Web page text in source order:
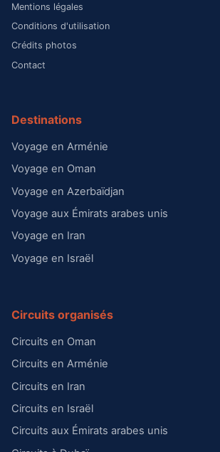
Mentions légales
Conditions d'utilisation
Crédits photos
Contact
Destinations
Voyage en Arménie
Voyage en Oman
Voyage en Azerbaïdjan
Voyage aux Émirats arabes unis
Voyage en Iran
Voyage en Israël
Circuits organisés
Circuits en Oman
Circuits en Arménie
Circuits en Iran
Circuits en Israël
Circuits aux Émirats arabes unis